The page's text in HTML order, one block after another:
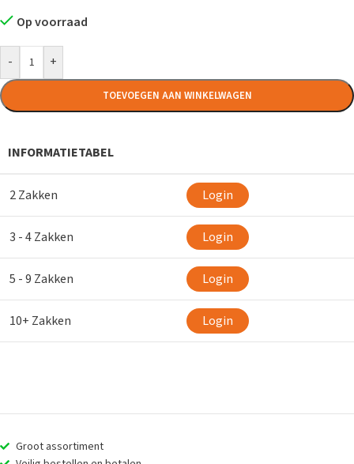
Op voorraad
- +
TOEVOEGEN AAN WINKELWAGEN
INFORMATIETABEL
2 Zakken Login
3 - 4 Zakken Login
5 - 9 Zakken Login
10+ Zakken Login
Groot assortiment